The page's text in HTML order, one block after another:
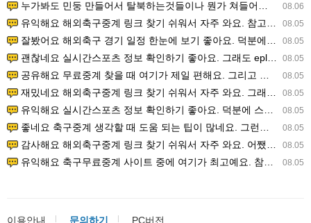
08.06
누가봐도 민둥 만들어서 탈북하는것들이나 뭔가 쳐들어오는 낌새를 미리 알아차리기 위함이지 저걸 전쟁준비라고 하…
08.05
유익해요 해외축구중계 링크 찾기 쉬워서 자주 와요. 참고로 무료스포츠중계 정보 확인할 때 출처 꼭 체크해요.…
08.05
잘봤어요 해외축구 경기 일정 한눈에 보기 좋아요. 덕분에 epl중계 볼 때 공식 중계 채널 먼저 찾아봐요. …
08.05
괜찮네요 실시간스포츠 정보 확인하기 좋아요. 그래도 epl중계 볼 때 공식 중계 채널 먼저 찾아봐요. 북마크…
08.05
공유해요 무료중계 찾을 때 여기가 제일 편해요. 그리고 무료스포츠중계 정보 확인할 때 출처 꼭 체크해요. 앞…
08.05
재밌네요 해외축구중계 링크 찾기 쉬워서 자주 와요. 그래서 해외축구중계도 정식 서비스로 봐야 안전해요. 다음…
08.05
유익해요 실시간스포츠 정보 확인하기 좋아요. 덕분에 스포츠중계는 합법적인 경로로만 시청하려 해요. 좋은 정보…
08.05
좋네요 축구중계 생각할 때 도움 되는 팁이 많네요. 그런데 해외축구중계도 정식 서비스로 봐야 안전해요. 다음…
08.05
감사해요 해외축구중계 링크 찾기 쉬워서 자주 와요. 어쨌든 축구무료중계도 합법적인 곳에서 봐야 마음 편해요.…
08.05
유익해요 축구무료중계 사이트 중에 여기가 최고예요. 참고로 축구무료중계도 합법적인 곳에서 봐야 마음 편해요.…
이용안내 문의하기 PC버전